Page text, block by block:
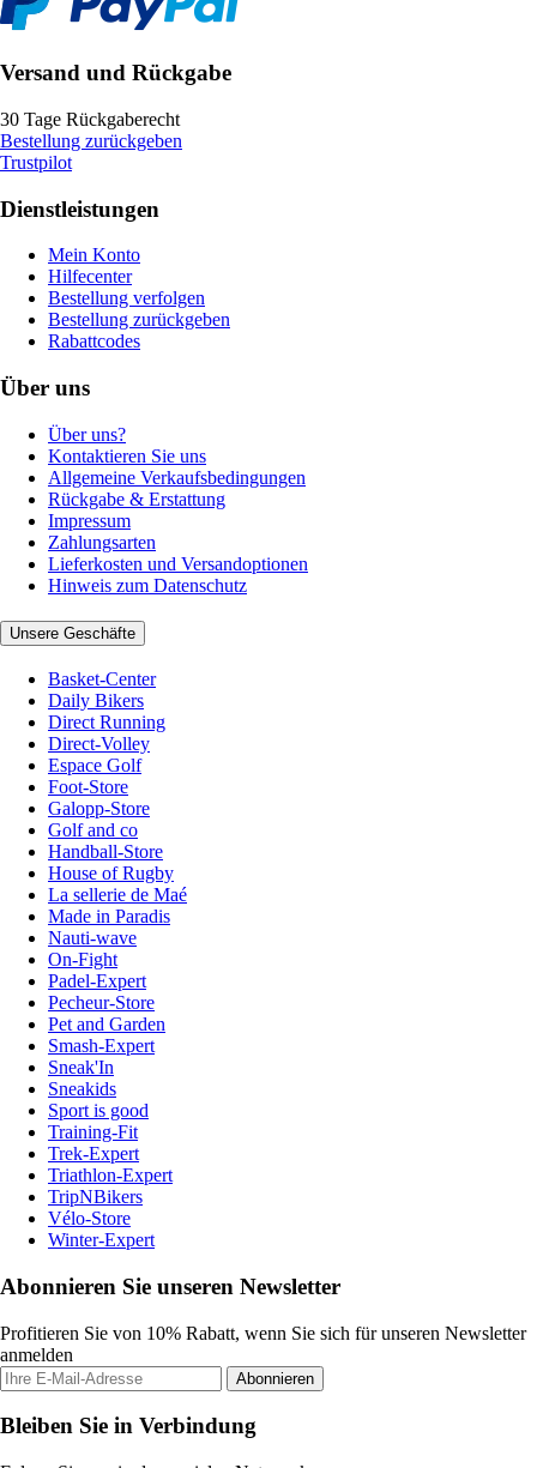
Versand und Rückgabe
30 Tage Rückgaberecht
Bestellung zurückgeben
Trustpilot
Dienstleistungen
Mein Konto
Hilfecenter
Bestellung verfolgen
Bestellung zurückgeben
Rabattcodes
Über uns
Über uns?
Kontaktieren Sie uns
Allgemeine Verkaufsbedingungen
Rückgabe & Erstattung
Impressum
Zahlungsarten
Lieferkosten und Versandoptionen
Hinweis zum Datenschutz
Unsere Geschäfte
Basket-Center
Daily Bikers
Direct Running
Direct-Volley
Espace Golf
Foot-Store
Galopp-Store
Golf and co
Handball-Store
House of Rugby
La sellerie de Maé
Made in Paradis
Nauti-wave
On-Fight
Padel-Expert
Pecheur-Store
Pet and Garden
Smash-Expert
Sneak'In
Sneakids
Sport is good
Training-Fit
Trek-Expert
Triathlon-Expert
TripNBikers
Vélo-Store
Winter-Expert
Abonnieren Sie unseren Newsletter
Profitieren Sie von 10% Rabatt, wenn Sie sich für unseren Newsletter
anmelden
Abonnieren
Bleiben Sie in Verbindung